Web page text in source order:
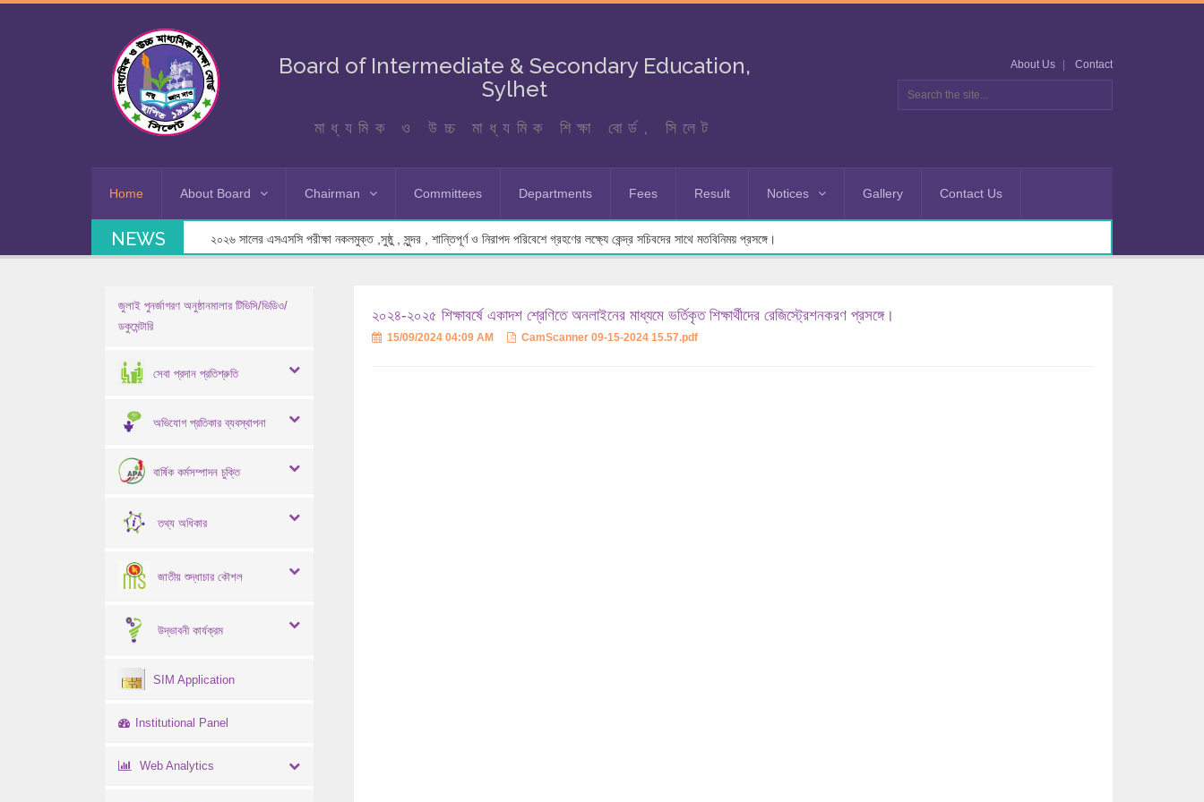
Board of Intermediate & Secondary Education,
Sylhet
মাধ্যমিক ও উচ্চ মাধ্যমিক শিক্ষা বোর্ড, সিলেট
About Us Contact
Home About Board Chairman Committees Departments Fees Result Notices Gallery Contact Us
NEWS ২০২৬ সালের এসএসসি পরীক্ষা নকলমুক্ত ,সুষ্ঠু , সুন্দর , শান্তিপূর্ণ ও নিরাপদ পরিবেশে গ্রহণের লক্ষ্যে কেন্দ্র সচিবদের সাথে মতবিনিময় প্রসঙ্গে।
জুলাই পুনর্জাগরণ অনুষ্ঠানমালার টিভিসি/ভিডিও/
ডকুমেন্টারি
সেবা প্রদান প্রতিশ্রুতি
অভিযোগ প্রতিকার ব্যবস্থাপনা
বার্ষিক কর্মসম্পাদন চুক্তি
তথ্য অধিকার
জাতীয় শুদ্ধাচার কৌশল
উদ্ভাবনী কার্যক্রম
SIM Application
Institutional Panel
Web Analytics
২০২৪-২০২৫ শিক্ষাবর্ষে একাদশ শ্রেণিতে অনলাইনের মাধ্যমে ভর্তিকৃত শিক্ষার্থীদের রেজিস্ট্রেশনকরণ প্রসঙ্গে।
15/09/2024 04:09 AM CamScanner 09-15-2024 15.57.pdf